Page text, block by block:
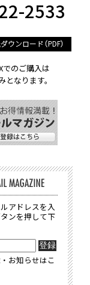
2533
のご購入は
となります。
アドレスを入
ンを押して下
お知らせはこ